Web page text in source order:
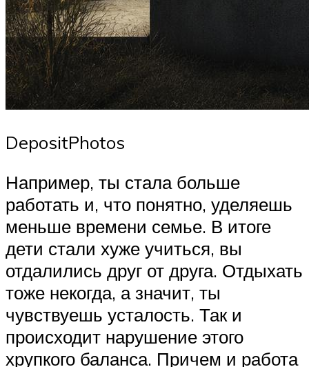
DepositPhotos
Например, ты стала больше
работать и, что понятно, уделяешь
меньше времени семье. В итоге
дети стали хуже учиться, вы
отдалились друг от друга. Отдыхать
тоже некогда, а значит, ты
чувствуешь усталость. Так и
происходит нарушение этого
хрупкого баланса. Причем и работа